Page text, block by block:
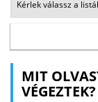
MIT
VÉGEZTEK?